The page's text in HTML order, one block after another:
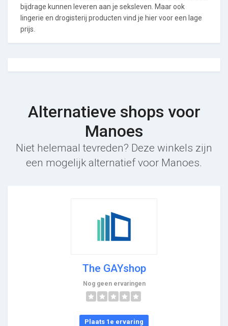
bijdrage kunnen leveren aan je seksleven. Maar ook
lingerie en drogisterij producten vind je hier voor een lage
prijs.
Alternatieve shops voor
Manoes
Niet helemaal tevreden? Deze winkels zijn
een mogelijk alternatief voor Manoes.
The GAYshop
Nog geen ervaringen
Plaats 1e ervaring